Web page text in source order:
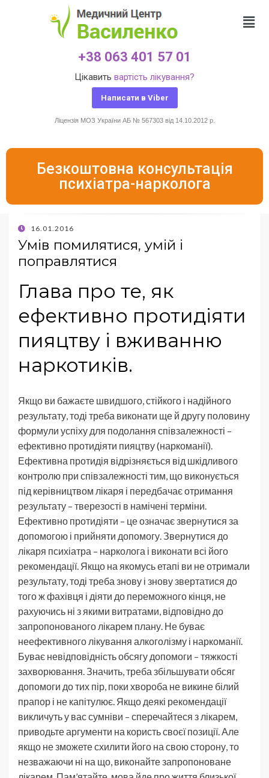
+38 063 401 57 01
Цікавить вартість лікування?
Написати в Viber
Ліцензія МОЗ України АБ № 567303 від 14.10.2012 р.
Безкоштовна консультація
психіатра-нарколога
16.01.2016
Умів помилятися, умій і
поправлятися
Глава про те, як
ефективно протидіяти
пияцтву і вживанню
наркотиків.
Якщо ви бажаєте швидшого, стійкого і надійного
результату, тоді треба виконати ще й другу половину
формули успіху для подолання співзалежності –
ефективно протидіяти пияцтву (наркоманії).
Ефективна протидія відрізняється від шкідливого
контролю при співзалежності тим, що виконується
під керівництвом лікаря і передбачає отримання
результату – тверезості в намічені терміни.
Ефективно протидіяти – це означає звернутися за
допомогою і прийняти допомогу. Звернутися до
лікаря психіатра – нарколога і виконати всі його
рекомендації. Якщо на якомусь етапі ви не отримали
результату, тоді треба знову і знову звертатися до
того ж фахівця і діяти до переможного кінця, не
рахуючись ні з якими витратами, відповідно до
запропонованого лікарем плану. Не буває
неефективного лікування алкоголізму і наркоманії.
Буває невідповідність обсягу допомоги – тяжкості
захворювання. Значить, треба збільшувати обсяг
допомоги до тих пір, поки хвороба не викине білий
прапор і не капітулює. Якщо деякі рекомендації
викличуть у вас сумніви – сперечайтеся з лікарем,
приводьте аргументи на користь своєї позиції. Але
якщо не зможете схилити його на свою сторону, то
незважаючи ні на що, виконайте запропоноване